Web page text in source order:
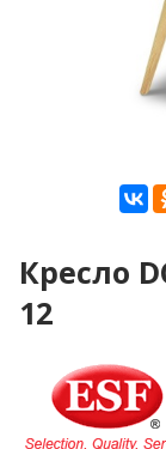
Кресло
12